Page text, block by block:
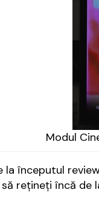
Modul
la începutul
rețineți încă